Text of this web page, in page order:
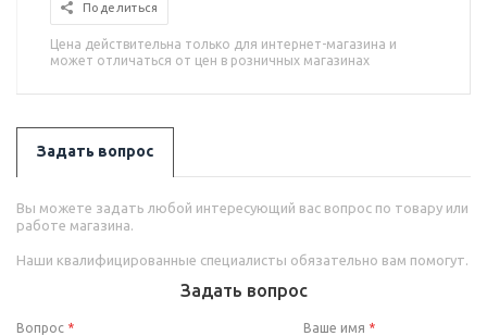
Поделиться
Цена действительна только для интернет-магазина и
может отличаться от цен в розничных магазинах
Задать вопрос
Вы можете задать любой интересующий вас вопрос по товару или
работе магазина.
Наши квалифицированные специалисты обязательно вам помогут.
Задать вопрос
Вопрос * Ваше имя *